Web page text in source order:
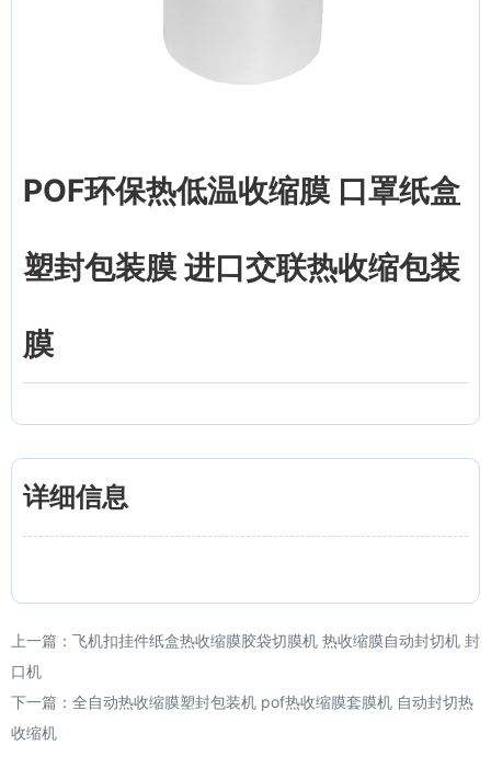
POF环保热低温收缩膜 口罩纸盒
塑封包装膜 进口交联热收缩包装
膜
详细信息
上一篇： 飞机扣挂件纸盒热收缩膜胶袋切膜机 热收缩膜自动封切机 封
口机
下一篇： 全自动热收缩膜塑封包装机 pof热收缩膜套膜机 自动封切热
收缩机